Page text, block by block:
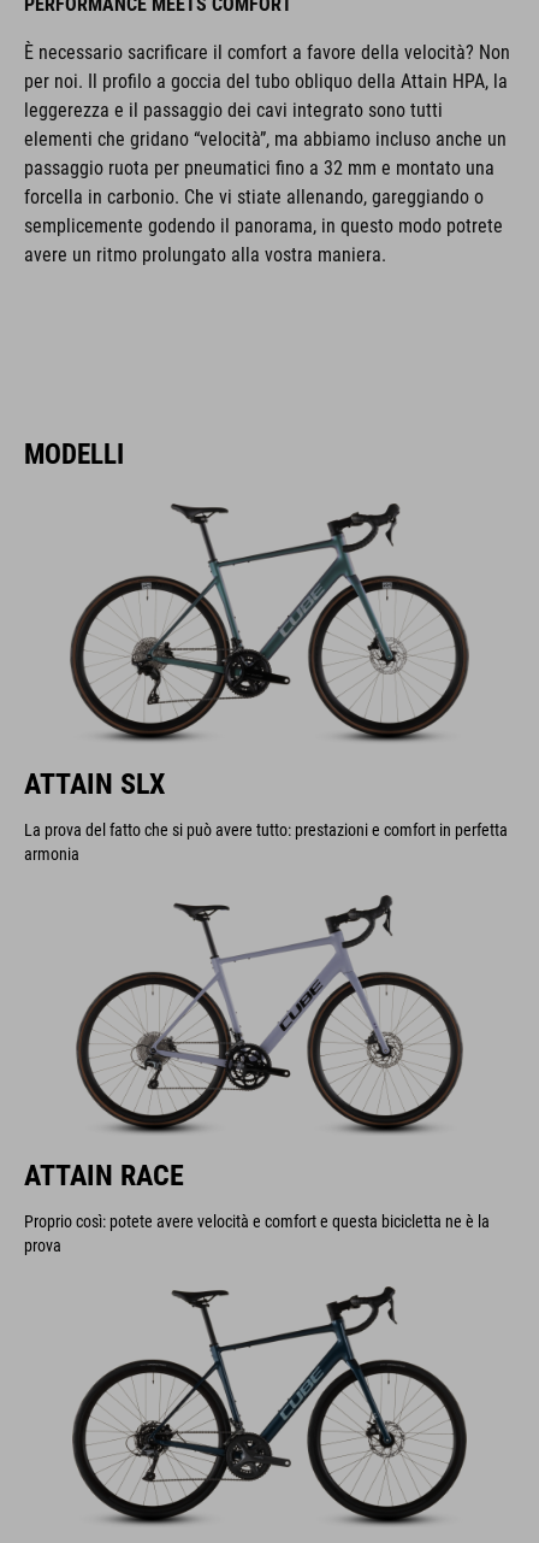
È necessario sacrificare il comfort a favore della velocità? Non
per noi. Il profilo a goccia del tubo obliquo della Attain HPA, la
leggerezza e il passaggio dei cavi integrato sono tutti
elementi che gridano “velocità”, ma abbiamo incluso anche un
passaggio ruota per pneumatici fino a 32 mm e montato una
forcella in carbonio. Che vi stiate allenando, gareggiando o
semplicemente godendo il panorama, in questo modo potrete
avere un ritmo prolungato alla vostra maniera.
MODELLI
ATTAIN SLX
La prova del fatto che si può avere tutto: prestazioni e comfort in perfetta
armonia
ATTAIN RACE
Proprio così: potete avere velocità e comfort e questa bicicletta ne è la
prova